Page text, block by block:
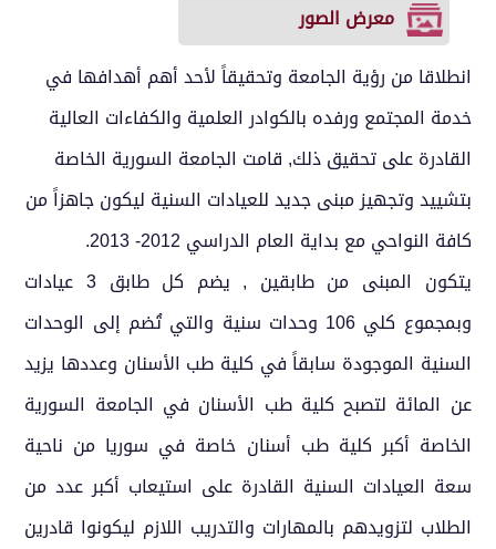
معرض الصور
انطلاقا من رؤية الجامعة وتحقيقاً لأحد أهم أهدافها في
خدمة المجتمع ورفده بالكوادر العلمية والكفاءات العالية
القادرة على تحقيق ذلك, قامت الجامعة السورية الخاصة
بتشييد وتجهيز مبنى جديد للعيادات السنية ليكون جاهزاً من
كافة النواحي مع بداية العام الدراسي 2012- 2013.
يتكون المبنى من طابقين , يضم كل طابق 3 عيادات
وبمجموع كلي 106 وحدات سنية والتي تُضم إلى الوحدات
السنية الموجودة سابقاً في كلية طب الأسنان وعددها يزيد
عن المائة لتصبح كلية طب الأسنان في الجامعة السورية
الخاصة أكبر كلية طب أسنان خاصة في سوريا من ناحية
سعة العيادات السنية القادرة على استيعاب أكبر عدد من
الطلاب لتزويدهم بالمهارات والتدريب اللازم ليكونوا قادرين